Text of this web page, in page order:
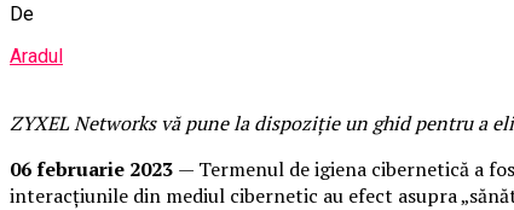
De
Aradul
ZYXEL Networks vă pune la dispoziție un ghid pentru a
06 februarie 2023 — Termenul de igiena cibernetică a
interacțiunile din mediul cibernetic au efect asupra